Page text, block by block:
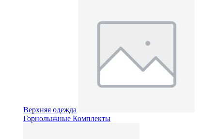
Верхняя одежда
Горнолыжные Комплекты